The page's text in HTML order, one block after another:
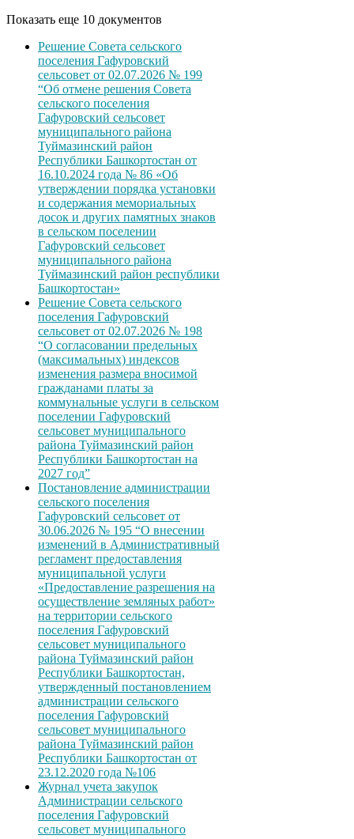
Показать еще 10 документов
Решение Совета сельского
поселения Гафуровский
сельсовет от 02.07.2026 № 199
“Об отмене решения Совета
сельского поселения
Гафуровский сельсовет
муниципального района
Туймазинский район
Республики Башкортостан от
16.10.2024 года № 86 «Об
утверждении порядка установки
и содержания мемориальных
досок и других памятных знаков
в сельском поселении
Гафуровский сельсовет
муниципального района
Туймазинский район республики
Башкортостан»
Решение Совета сельского
поселения Гафуровский
сельсовет от 02.07.2026 № 198
“О согласовании предельных
(максимальных) индексов
изменения размера вносимой
гражданами платы за
коммунальные услуги в сельском
поселении Гафуровский
сельсовет муниципального
района Туймазинский район
Республики Башкортостан на
2027 год”
Постановление администрации
сельского поселения
Гафуровский сельсовет от
30.06.2026 № 195 “О внесении
изменений в Административный
регламент предоставления
муниципальной услуги
«Предоставление разрешения на
осуществление земляных работ»
на территории сельского
поселения Гафуровский
сельсовет муниципального
района Туймазинский район
Республики Башкортостан,
утвержденный постановлением
администрации сельского
поселения Гафуровский
сельсовет муниципального
района Туймазинский район
Республики Башкортостан от
23.12.2020 года №106
Журнал учета закупок
Администрации сельского
поселения Гафуровский
сельсовет муниципального